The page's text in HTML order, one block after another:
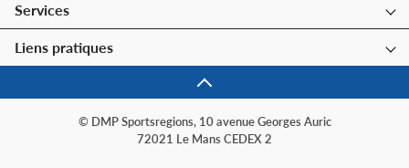
Services
Liens pratiques
© DMP Sportsregions, 10 avenue Georges Auric
72021 Le Mans CEDEX 2